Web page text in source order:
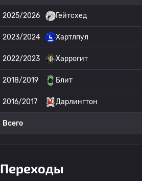
2025/2026 Гейтсхед
2023/2024 Хартлпул
2022/2023 Харрогит
2018/2019 Блит
2016/2017 Дарлингтон
Всего
Переходы